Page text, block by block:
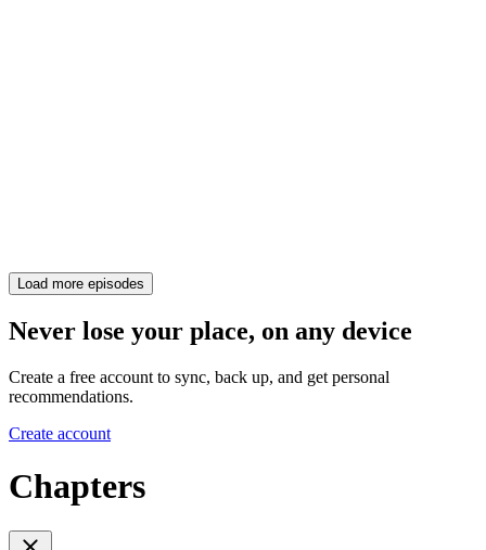
Load more episodes
Never lose your place, on any device
Create a free account to sync, back up, and get personal
recommendations.
Create account
Chapters